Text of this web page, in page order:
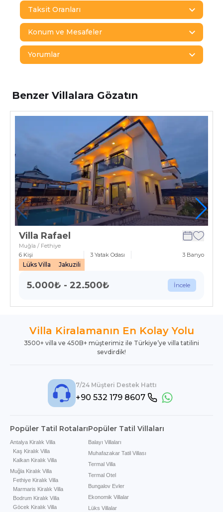
Taksit Oranları
Konum ve Mesafeler
Yorumlar
Benzer Villalara Gözatın
Villa Rafael
Muğla / Fethiye
6 Kişi 3 Yatak Odası 3 Banyo
Lüks Villa Jakuzili
5.000₺ - 22.500₺ İncele
Villa Kiralamanın En Kolay Yolu
3500+ villa ve 450B+ müşterimiz ile Türkiye’ye villa tatilini
sevdirdik!
7/24 Müşteri Destek Hattı
+90 532 179 8607
Popüler Tatil Rotaları
Antalya Kiralık Villa
Kaş Kiralık Villa
Kalkan Kiralık Villa
Muğla Kiralık Villa
Fethiye Kiralık Villa
Marmaris Kiralık Villa
Bodrum Kiralık Villa
Göcek Kiralık Villa
Popüler Tatil Villaları
Balayı Villaları
Muhafazakar Tatil Villası
Termal Villa
Termal Otel
Bungalov Evler
Ekonomik Villalar
Lüks Villalar